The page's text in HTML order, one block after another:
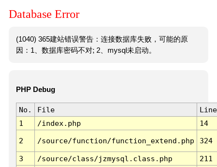
Database Error
(1040) 365建站错误警告：连接数据库失败，可能的原
因：1、数据库密码不对; 2、mysql未启动。
PHP Debug
No. File
Line
1
/index.php 14
2 /source/function/function_extend.php 324
3 /source/class/jzmysql.class.php
211